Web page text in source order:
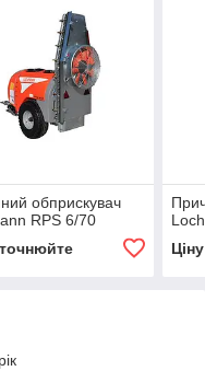
обприскувач
RPS 6/70